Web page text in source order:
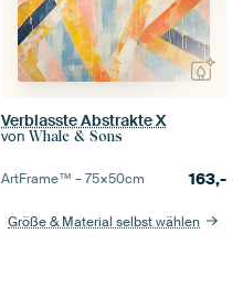
Verblasste Abstrakte X
von Whale & Sons
ArtFrame™ –75×50cm 163,-
Größe & Material selbst wählen